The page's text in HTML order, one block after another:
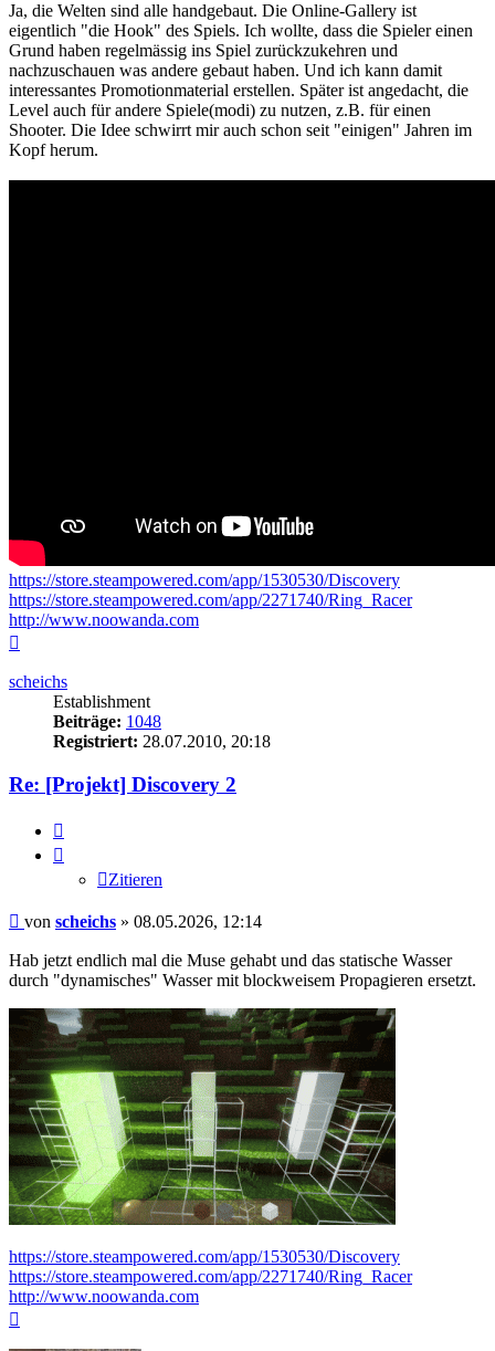
Ja, die Welten sind alle handgebaut. Die Online-Gallery ist
eigentlich "die Hook" des Spiels. Ich wollte, dass die Spieler einen
Grund haben regelmässig ins Spiel zurückzukehren und
nachzuschauen was andere gebaut haben. Und ich kann damit
interessantes Promotionmaterial erstellen. Später ist angedacht, die
Level auch für andere Spiele(modi) zu nutzen, z.B. für einen
Shooter. Die Idee schwirrt mir auch schon seit "einigen" Jahren im
Kopf herum.
https://store.steampowered.com/app/1530530/Discovery
https://store.steampowered.com/app/2271740/Ring_Racer
http://www.noowanda.com
scheichs
Establishment
Beiträge: 1048
Registriert: 28.07.2010, 20:18
Re: [Projekt] Discovery 2
Zitieren
Beitrag
von scheichs » 08.05.2026, 12:14
Hab jetzt endlich mal die Muse gehabt und das statische Wasser
durch "dynamisches" Wasser mit blockweisem Propagieren ersetzt.
https://store.steampowered.com/app/1530530/Discovery
https://store.steampowered.com/app/2271740/Ring_Racer
http://www.noowanda.com